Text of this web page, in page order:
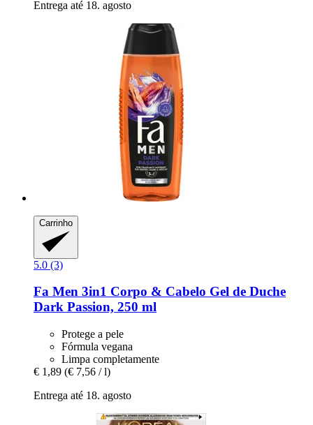
Entrega até 18. agosto
Carrinho
5.0 (3)
Fa Men 3in1 Corpo & Cabelo Gel de Duche
Dark Passion, 250 ml
Protege a pele
Fórmula vegana
Limpa completamente
€ 1,89 (€ 7,56 / l)
Entrega até 18. agosto